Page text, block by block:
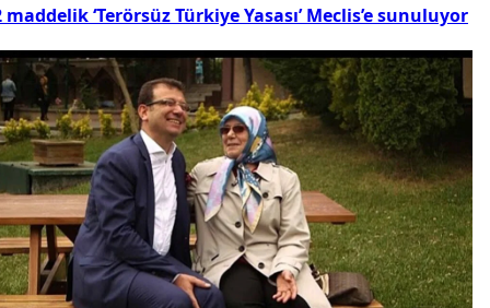
maddelik ‘Terörsüz Türkiye Yasası’ Meclis’e sunuluyor